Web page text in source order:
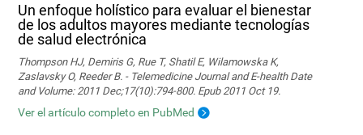
Un enfoque holístico para evaluar el bienestar
de los adultos mayores mediante tecnologías
de salud electrónica
Thompson HJ, Demiris G, Rue T, Shatil E, Wilamowska K,
Zaslavsky O, Reeder B. - Telemedicine Journal and E-health Date
and Volume: 2011 Dec;17(10):794-800. Epub 2011 Oct 19.
Ver el artículo completo en PubMed